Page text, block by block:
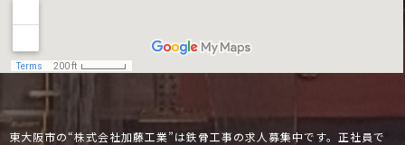
東大阪市の“株式会社加藤工業”は鉄骨工事の求人募集中です。正社員で